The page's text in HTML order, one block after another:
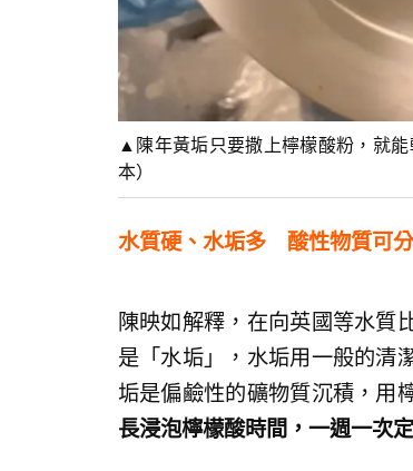
▲陳年黃垢只要撒上檸檬酸粉，就
本）
水質硬、水垢多 酸性物質可
陳映如解釋，在向英國等水質
是「水垢」，水垢用一般的清
垢是偏鹼性的礦物質沉積，用
長浸泡檸檬酸時間，一週一次